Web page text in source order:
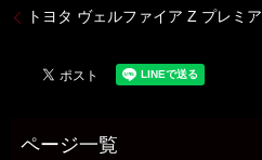
トヨタ ヴェルファイア Z プレミア